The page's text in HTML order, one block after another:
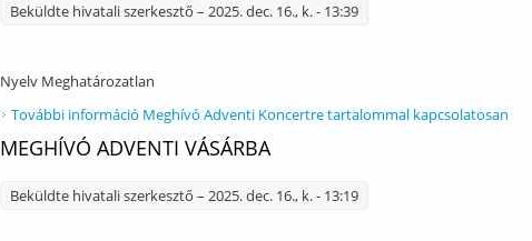
Beküldte hivatali szerkesztő – 2025. dec. 16., k. - 13:39
Nyelv Meghatározatlan
További információ Meghívó Adventi Koncertre tartalommal kapcsolatosan
MEGHÍVÓ ADVENTI VÁSÁRBA
Beküldte hivatali szerkesztő – 2025. dec. 16., k. - 13:19